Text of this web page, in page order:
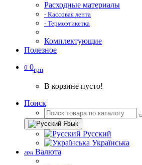
Расходные материалы
- Кассовая лента
- Термоэтикетка
Комплектующие
Полезное
0 0грн
В корзине пусто!
Поиск
Язык
Русский
Українська
грн Валюта